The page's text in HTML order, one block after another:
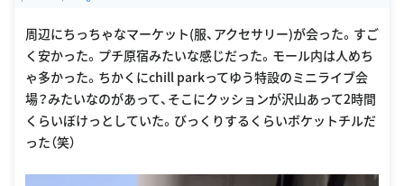
周辺にちっちゃなマーケット(服、アクセサリー)が会った。すご
く安かった。プチ原宿みたいな感じだった。モール内は人めち
ゃ多かった。ちかくにchill parkってゆう特設のミニライブ会
場？みたいなのがあって、そこにクッションが沢山あって2時間
くらいぼけっとしていた。びっくりするくらいボケットチルだ
った（笑）